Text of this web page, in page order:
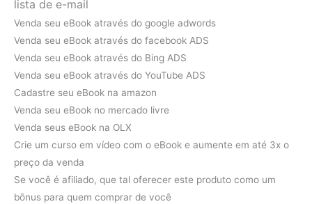
lista de e-mail
Venda seu eBook através do google adwords
Venda seu eBook através do facebook ADS
Venda seu eBook através do Bing ADS
Venda seu eBook através do YouTube ADS
Cadastre seu eBook na amazon
Venda seu eBook no mercado livre
Venda seus eBook na OLX
Crie um curso em vídeo com o eBook e aumente em até 3x o
preço da venda
Se você é afiliado, que tal oferecer este produto como um
bônus para quem comprar de você